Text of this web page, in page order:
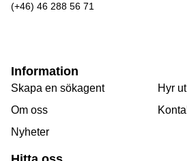
(+46) 46 288 56 71
Information
Skapa en sökagent
Om oss
Nyheter
Hyr